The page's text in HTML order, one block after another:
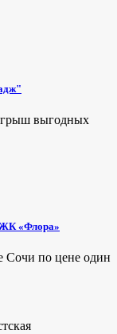
выгодных
ЖК «Флора»
Сочи по цене один